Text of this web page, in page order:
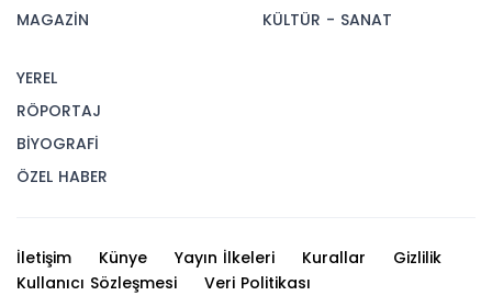
MAGAZİN
KÜLTÜR - SANAT
YEREL
RÖPORTAJ
BİYOGRAFİ
ÖZEL HABER
İletişim Künye Yayın İlkeleri Kurallar
Gizlilik
Kullanıcı Sözleşmesi
Veri Politikası